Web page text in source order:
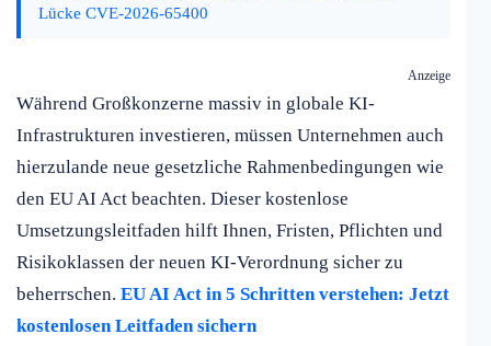
Lücke CVE-2026-65400
Anzeige
Während Großkonzerne massiv in globale KI-
Infrastrukturen investieren, müssen Unternehmen auch
hierzulande neue gesetzliche Rahmenbedingungen wie
den EU AI Act beachten. Dieser kostenlose
Umsetzungsleitfaden hilft Ihnen, Fristen, Pflichten und
Risikoklassen der neuen KI-Verordnung sicher zu
beherrschen. EU AI Act in 5 Schritten verstehen: Jetzt
kostenlosen Leitfaden sichern